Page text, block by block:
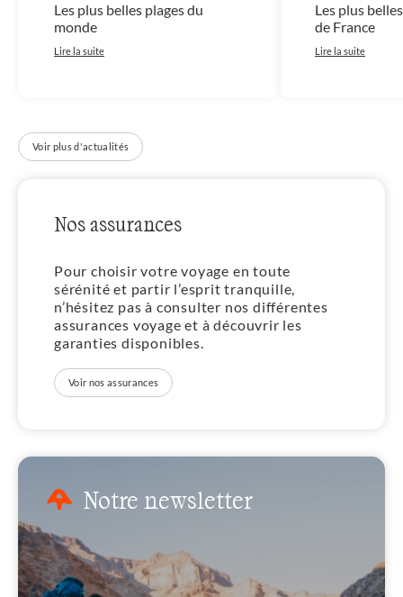
Les plus belles plages du
monde
Lire la suite
Les plus
de France
Lire la suite
Voir plus d'actualités
Nos assurances
Pour choisir votre voyage en toute
sérénité et partir l’esprit tranquille,
n’hésitez pas à consulter nos différentes
assurances voyage et à découvrir les
garanties disponibles.
Voir nos assurances
Notre newsletter